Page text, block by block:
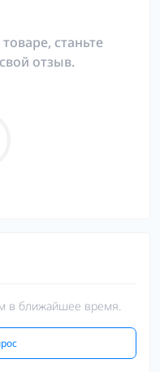
станьте
отзыв.
в ближайшее время.